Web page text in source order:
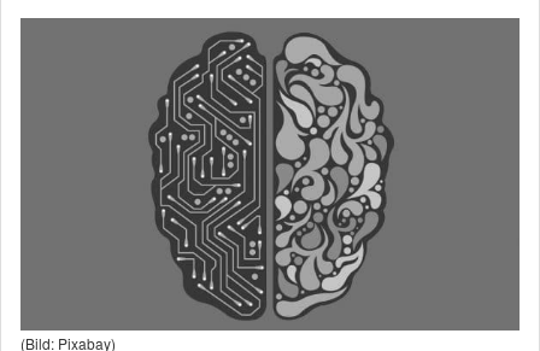
(Bild: Pixabay)